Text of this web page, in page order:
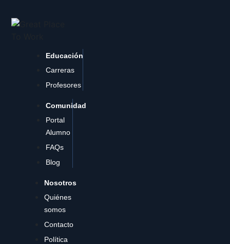
Educación
Carreras
Profesores
Comunidad
Portal
Alumno
FAQs
Blog
Nosotros
Quiénes
somos
Contacto
Política